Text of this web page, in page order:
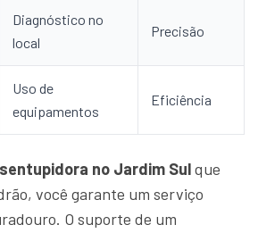
Diagnóstico no
local
Precisão
Uso de
equipamentos
Eficiência
no Jardim Sulque
você garante um serviço
O suporte de um